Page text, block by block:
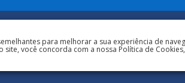
para melhorar a sua experiência de
site, você concorda com a nossa Política de